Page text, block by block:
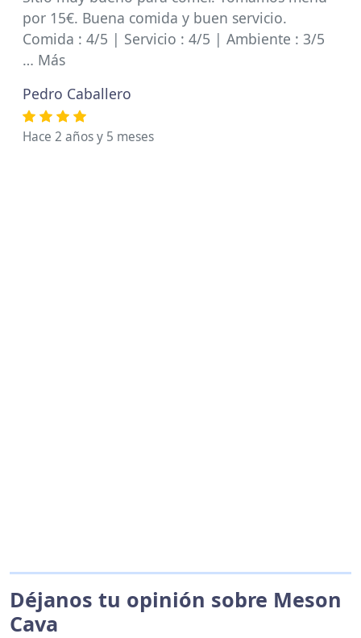
por 15€. Buena comida y buen servicio.
Comida : 4/5 | Servicio : 4/5 | Ambiente : 3/5
… Más
Pedro Caballero
Hace 2 años y 5 meses
Déjanos tu opinión sobre Meson
Cava